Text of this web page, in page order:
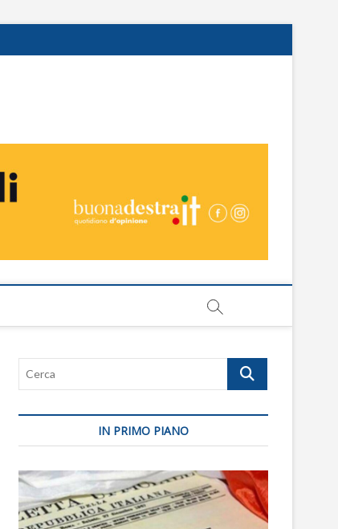
Cerca
IN PRIMO PIANO